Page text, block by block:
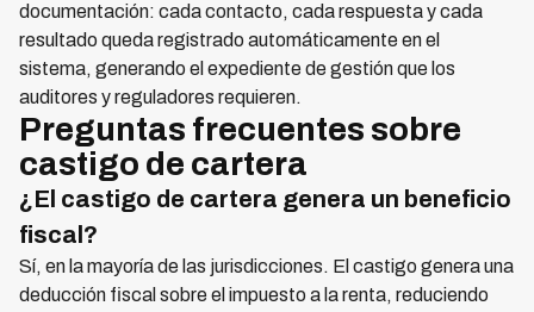
documentación: cada contacto, cada respuesta y cada
resultado queda registrado automáticamente en el
sistema, generando el expediente de gestión que los
auditores y reguladores requieren.
Preguntas frecuentes sobre
castigo de cartera
¿El castigo de cartera genera un beneficio
fiscal?
Sí, en la mayoría de las jurisdicciones. El castigo genera una
deducción fiscal sobre el impuesto a la renta, reduciendo